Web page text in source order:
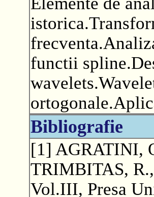
functii
Bibliografie
[1] AGRATINI,
TRIMBITAS,
Vol.III, Presa